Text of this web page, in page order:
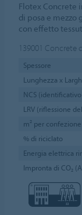
Flotex Concrete
di posa e
con effetto
139001 Concrete
Spessore
Lunghezza x
NCS
LRV (riflessione
m² per confezione
% di riciclato
Energia elettrica
Impronta di CO₂